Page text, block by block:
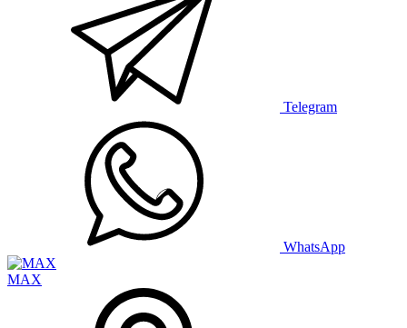
Telegram
WhatsApp
MAX